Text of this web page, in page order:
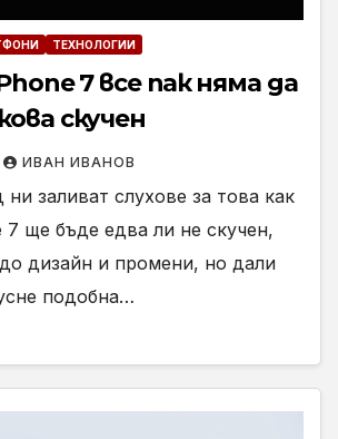
ТЕХНОЛОГИИ
7 все пак няма да
скучен
ИВАН ИВАНОВ
заливат слухове за това как
7 ще бъде едва ли не скучен,
дизайн и промени, но дали
подобна…